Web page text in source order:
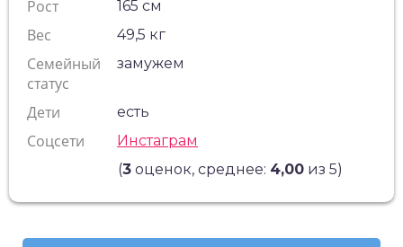
Рост 165 см
Вес 49,5 кг
Семейный
статус
замужем
Дети есть
Соцсети
Инстаграм
(3 оценок, среднее: 4,00 из 5)